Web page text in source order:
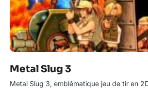
Metal Slug 3
Metal Slug 3, emblématique jeu de tir en